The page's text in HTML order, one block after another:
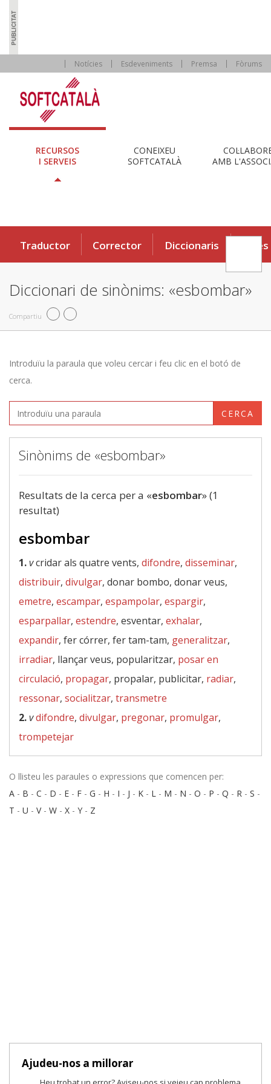
Notícies Esdeveniments Premsa Fòrums
RECURSOS
I SERVEIS
CONEIXEU
SOFTCATALÀ
AMB
Traductor Corrector Diccionaris Eines
Diccionari de sinònims: «esbombar»
Compartiu
Introduïu la paraula que voleu cercar i feu clic en el botó de
cerca.
CERCA
Sinònims de «esbombar»
Resultats de la cerca per a «esbombar» (1
resultat)
esbombar
1.vcridar als quatre vents, difondre, disseminar,
distribuir, divulgar, donar bombo, donar veus,
emetre, escampar, espampolar, espargir,
esparpallar, estendre, esventar, exhalar,
expandir, fer córrer, fer tam-tam, generalitzar,
irradiar, llançar veus, popularitzar, posar en
circulació, propagar, propalar, publicitar, radiar,
ressonar, socialitzar, transmetre
2.vdifondre, divulgar, pregonar, promulgar,
trompetejar
O llisteu les paraules o expressions que comencen per:
A - B - C - D - E - F - G - H - I - J - K - L - M - N - O - P - Q - R - S -
T - U - V- W - X - Y - Z
Ajudeu-nos a millorar